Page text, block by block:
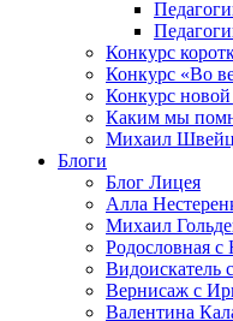
Конкурс
Конкурс «Во
Конкурс
Каким мы
Михаил
Блоги
Блог Лицея
Алла
Михаил
Родословная
Вернисаж с
Валентина